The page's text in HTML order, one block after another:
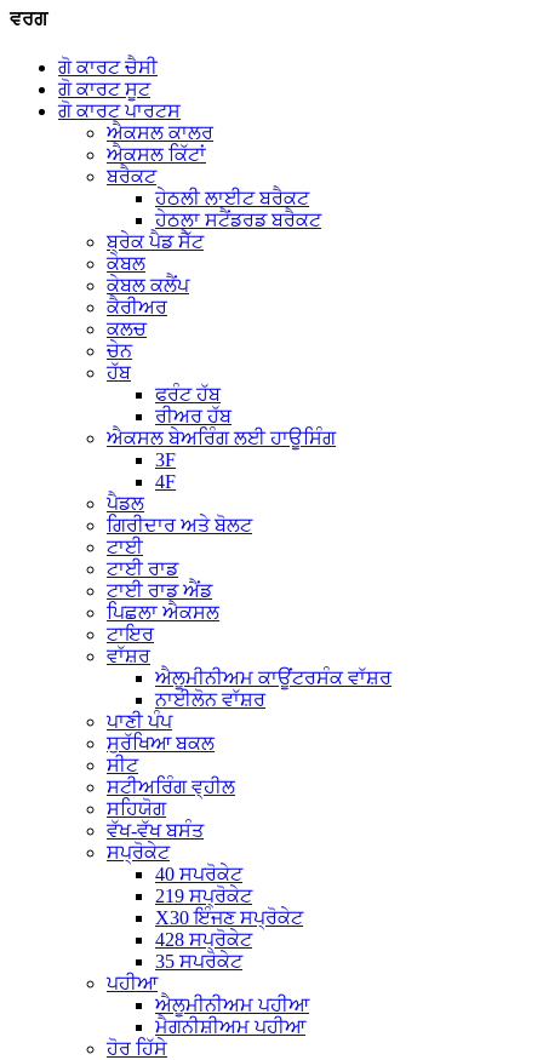
ਵਰਗ
ਗੋ ਕਾਰਟ ਚੈਸੀ
ਗੋ ਕਾਰਟ ਸੂਟ
ਗੋ ਕਾਰਟ ਪਾਰਟਸ
ਐਕਸਲ ਕਾਲਰ
ਐਕਸਲ ਕਿੱਟਾਂ
ਬਰੈਕਟ
ਹੇਠਲੀ ਲਾਈਟ ਬਰੈਕਟ
ਹੇਠਲਾ ਸਟੈਂਡਰਡ ਬਰੈਕਟ
ਬ੍ਰੇਕ ਪੈਡ ਸੈੱਟ
ਕੇਬਲ
ਕੇਬਲ ਕਲੈਂਪ
ਕੈਰੀਅਰ
ਕਲਚ
ਚੇਨ
ਹੱਬ
ਫਰੰਟ ਹੱਬ
ਰੀਅਰ ਹੱਬ
ਐਕਸਲ ਬੇਅਰਿੰਗ ਲਈ ਹਾਊਸਿੰਗ
3F
4F
ਪੈਡਲ
ਗਿਰੀਦਾਰ ਅਤੇ ਬੋਲਟ
ਟਾਈ
ਟਾਈ ਰਾਡ
ਟਾਈ ਰਾਡ ਐਂਡ
ਪਿਛਲਾ ਐਕਸਲ
ਟਾਇਰ
ਵਾੱਸ਼ਰ
ਐਲੂਮੀਨੀਅਮ ਕਾਊਂਟਰਸੰਕ ਵਾੱਸ਼ਰ
ਨਾਈਲੋਨ ਵਾੱਸ਼ਰ
ਪਾਣੀ ਪੰਪ
ਸੁਰੱਖਿਆ ਬਕਲ
ਸੀਟ
ਸਟੀਅਰਿੰਗ ਵ੍ਹੀਲ
ਸਹਿਯੋਗ
ਵੱਖ-ਵੱਖ ਬਸੰਤ
ਸਪ੍ਰੋਕੇਟ
40 ਸਪਰੋਕੇਟ
219 ਸਪ੍ਰੋਕੇਟ
X30 ਇੰਜਣ ਸਪ੍ਰੋਕੇਟ
428 ਸਪ੍ਰੋਕੇਟ
35 ਸਪਰੋਕੇਟ
ਪਹੀਆ
ਐਲੂਮੀਨੀਅਮ ਪਹੀਆ
ਮੈਗਨੀਸ਼ੀਅਮ ਪਹੀਆ
ਹੋਰ ਹਿੱਸੇ